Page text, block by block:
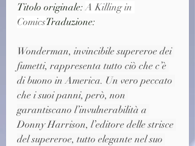
Titolo originale: A Killing in
ComicsTraduzione:
Wonderman, invincibile supereroe dei
fumetti, rappresenta tutto ciò che c’è
di buono in America. Un vero peccato
che i suoi panni, però, non
garantiscano l’invulnerabilità a
Donny Harrison, l’editore delle strisce
del supereroe, tutto elegante nel suo